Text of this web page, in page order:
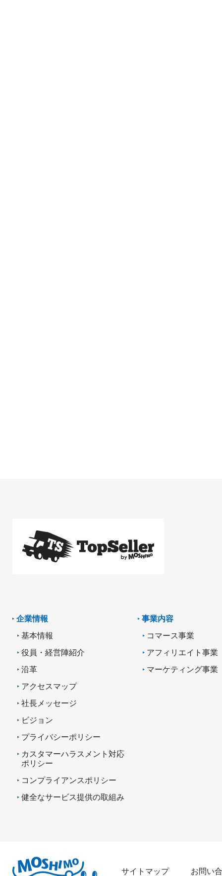
企業情報
基本情報
役員・経営陣紹介
沿革
アクセスマップ
社長メッセージ
ビジョン
プライバシーポリシー
カスタマーハラスメント対応
ポリシー
コンプライアンスポリシー
健全なサービス提供の取組み
事業内容
コマース事業
アフィリエイト事業
マーケティング事業
サイトマップ お問い